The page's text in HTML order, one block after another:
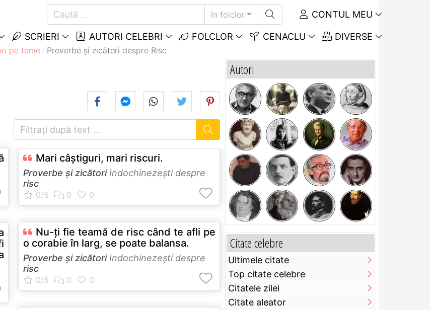
în folclor CONTUL MEU
SCRIERI AUTORI CELEBRI FOLCLOR CENACLU DIVERSE
pe teme Proverbe și zicători despre Risc
Mari câştiguri, mari riscuri.
Proverbe și zicătoriIndochinezeşti despre
risc
Nu-ţi fie teamă de risc când te afli pe
o corabie în larg, se poate balansa.
Proverbe și zicătoriIndochinezeşti despre
risc
Autori
Citate celebre
Ultimele citate
Top citate celebre
Citatele zilei
Citate aleator